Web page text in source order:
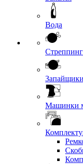
Вода
Стреппинг
Машинки